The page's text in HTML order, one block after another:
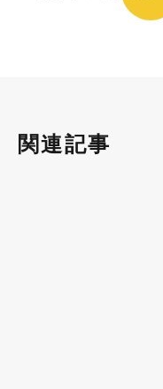
関連記事